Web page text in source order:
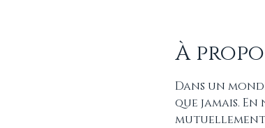
À
Dans un
que jamais.